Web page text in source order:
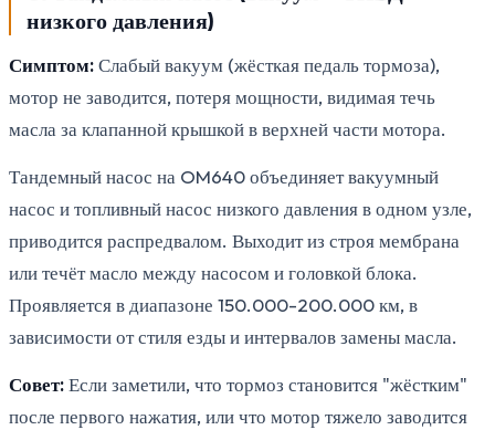
низкого давления)
Симптом:Слабый вакуум (жёсткая педаль тормоза),
мотор не заводится, потеря мощности, видимая течь
масла за клапанной крышкой в верхней части мотора.
Тандемный насос на OM640 объединяет вакуумный
насос и топливный насос низкого давления в одном узле,
приводится распредвалом. Выходит из строя мембрана
или течёт масло между насосом и головкой блока.
Проявляется в диапазоне 150.000-200.000 км, в
зависимости от стиля езды и интервалов замены масла.
Совет:Если заметили, что тормоз становится "жёстким"
после первого нажатия, или что мотор тяжело заводится